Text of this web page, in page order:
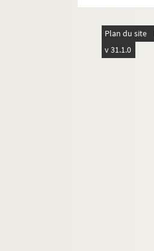
Plan du site
v 31.1.0